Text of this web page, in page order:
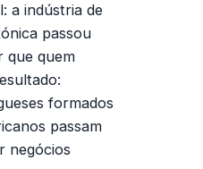
a indústria de
passou
que quem
formados
passam
negócios